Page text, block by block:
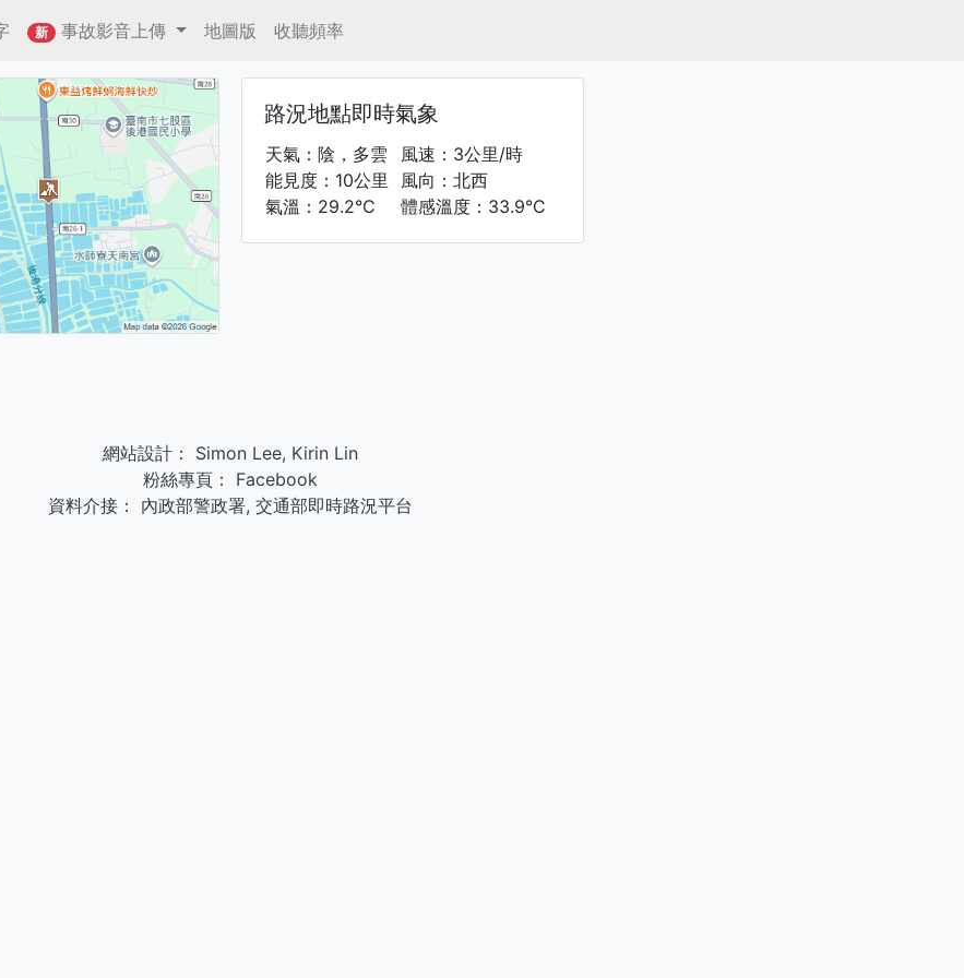
新 事故影音上傳 地圖版 收聽頻率
路況地點即時氣象
天氣：陰，多雲
能見度：10公里
氣溫：29.2°C
風速：3公里/時
風向：北西
體感溫度：33.9°C
網站設計： Simon Lee, Kirin Lin
粉絲專頁：
Facebook
資料介接：
內政部警政署, 交通部即時路況平台